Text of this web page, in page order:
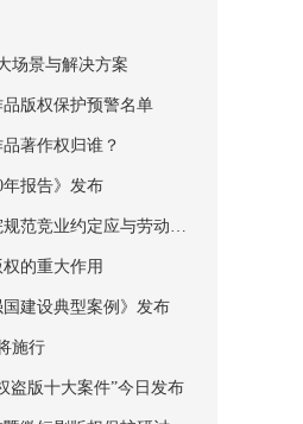
场景与解决方案
版权保护预警名单
著作权归谁？
年报告》发布
范竞业约定应与劳动者
与知识产权相关的保密
的重大作用
建设典型案例》发布
施行
盗版十大案件”今日发布